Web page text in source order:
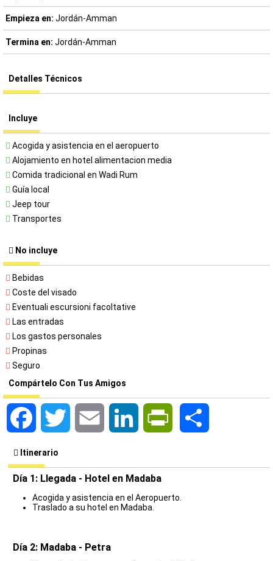
Empieza en: Jordán-Amman
Termina en: Jordán-Amman
Detalles Técnicos
Incluye
Acogida y asistencia en el aeropuerto
Alojamiento en hotel alimentacion media
Comida tradicional en Wadi Rum
Guía local
Jeep tour
Transportes
No incluye
Bebidas
Coste del visado
Eventuali escursioni facoltative
Las entradas
Los gastos personales
Propinas
Seguro
Compártelo Con Tus Amigos
Facebook Twitter Email LinkedIn PrintFriendly
Itinerario
Día 1: Llegada - Hotel en Madaba
Acogida y asistencia en el Aeropuerto.
Traslado a su hotel en Madaba.
Día 2: Madaba - Petra